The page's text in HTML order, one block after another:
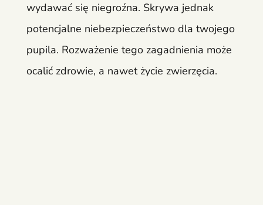
wydawać się niegroźna. Skrywa jednak
potencjalne niebezpieczeństwo dla twojego
pupila. Rozważenie tego zagadnienia może
ocalić zdrowie, a nawet życie zwierzęcia.